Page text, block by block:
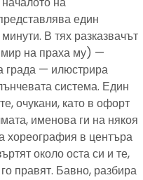
един
В тях разказвачът
на праха му) —
града — илюстрира
система. Един
очукани, като в офорт
именова ги на някоя
хореография в центъра
около оста си и те,
правят. Бавно, разбира